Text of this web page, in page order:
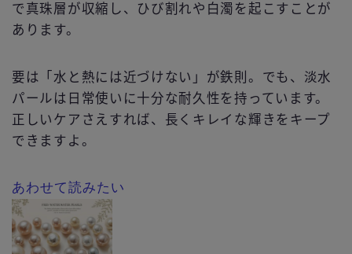
で真珠層が収縮し、ひび割れや白濁を起こすことが
あります。
要は「水と熱には近づけない」が鉄則。でも、淡水
パールは日常使いに十分な耐久性を持っています。
正しいケアさえすれば、長くキレイな輝きをキープ
できますよ。
あわせて読みたい